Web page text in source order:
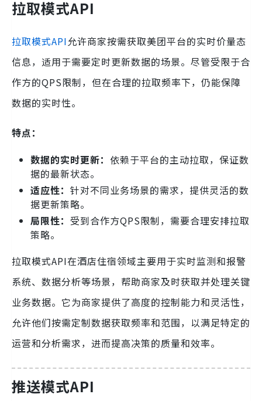
拉取模式API
拉取模式API允许商家按需获取美团平台的实时价量态
信息，适用于需要定时更新数据的场景。尽管受限于合
作方的QPS限制，但在合理的拉取频率下，仍能保障
数据的实时性。
特点：
数据的实时更新： 依赖于平台的主动拉取，保证数
据的最新状态。
适应性： 针对不同业务场景的需求，提供灵活的数
据更新策略。
局限性： 受到合作方QPS限制，需要合理安排拉取
策略。
拉取模式API在酒店住宿领域主要用于实时监测和报警
系统、数据分析等场景，帮助商家及时获取并处理关键
业务数据。它为商家提供了高度的控制能力和灵活性，
允许他们按需定制数据获取频率和范围，以满足特定的
运营和分析需求，进而提高决策的质量和效率。
推送模式API